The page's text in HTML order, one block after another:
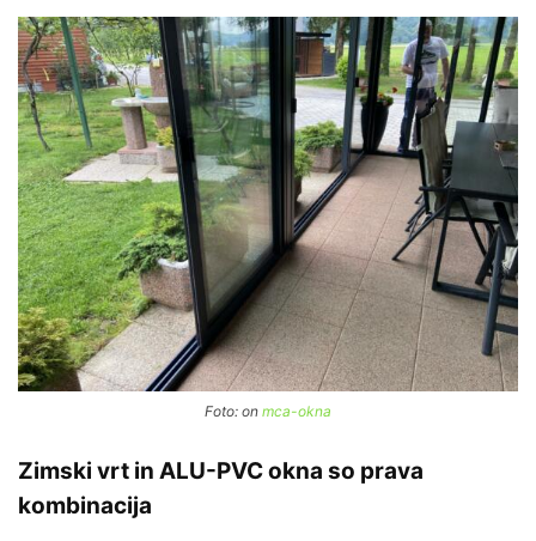
Foto: on mca-okna
Zimski vrt in ALU-PVC okna so prava
kombinacija